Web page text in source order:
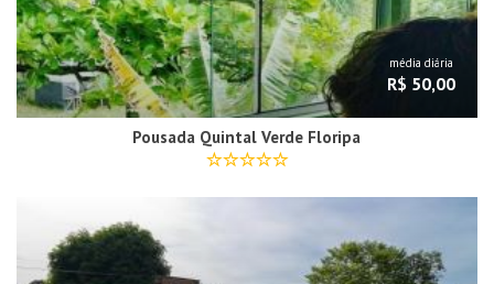
média diária
R$ 50,00
Pousada Quintal Verde Floripa